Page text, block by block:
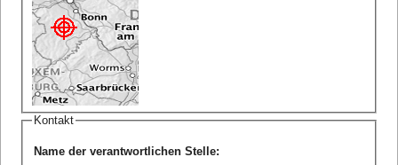
Kontakt
Name der verantwortlichen Stelle: